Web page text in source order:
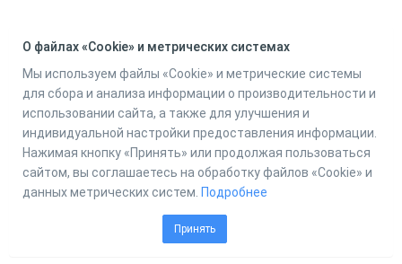
О файлах «Cookie» и метрических системах
Мы используем файлы «Cookie» и метрические системы
для сбора и анализа информации о производительности и
использовании сайта, а также для улучшения и
индивидуальной настройки предоставления информации.
Нажимая кнопку «Принять» или продолжая пользоваться
сайтом, вы соглашаетесь на обработку файлов «Cookie» и
данных метрических систем. Подробнее
Принять